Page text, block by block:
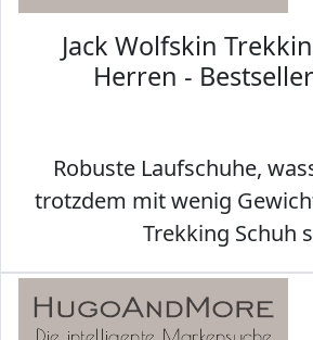
Jack Wolfskin
Herren - Bestseller
Robuste Laufschuhe,
trotzdem mit wenig
Trekking Schuh